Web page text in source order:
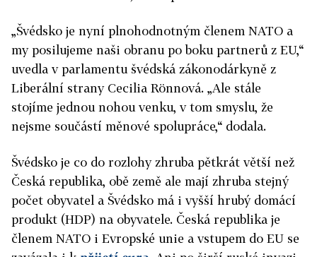
„Švédsko je nyní plnohodnotným členem NATO a
my posilujeme naši obranu po boku partnerů z EU,“
uvedla v parlamentu švédská zákonodárkyně z
Liberální strany Cecilia Rönnová. „Ale stále
stojíme jednou nohou venku, v tom smyslu, že
nejsme součástí měnové spolupráce,“ dodala.
Švédsko je co do rozlohy zhruba pětkrát větší než
Česká republika, obě země ale mají zhruba stejný
počet obyvatel a Švédsko má i vyšší hrubý domácí
produkt (HDP) na obyvatele. Česká republika je
členem NATO i Evropské unie a vstupem do EU se